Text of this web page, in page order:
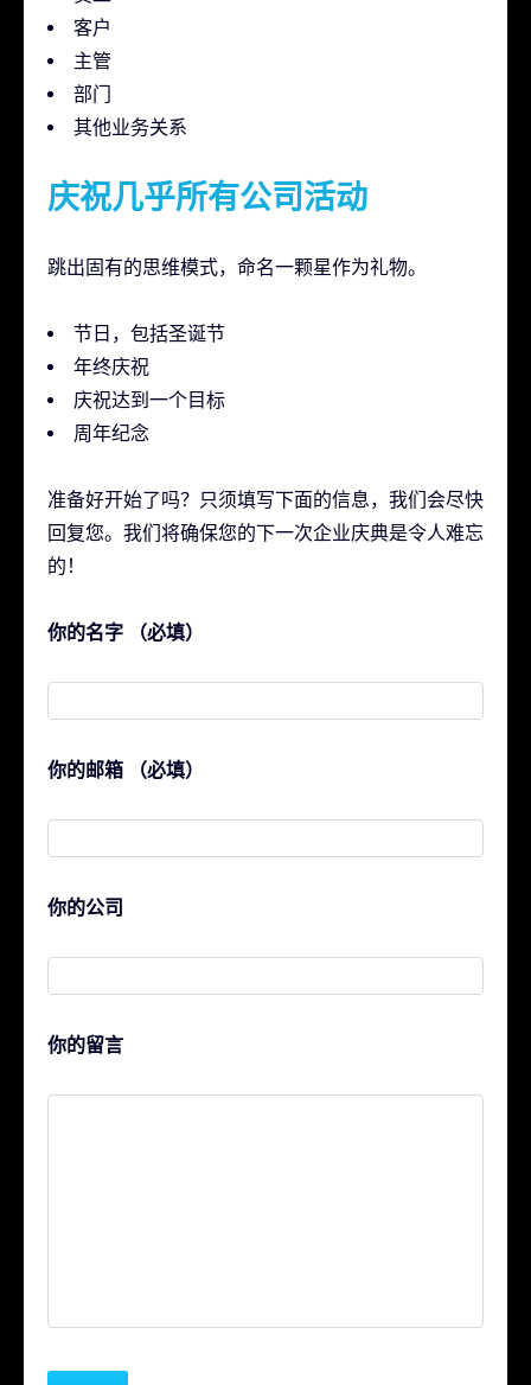
客户
主管
部门
其他业务关系
庆祝几乎所有公司活动
跳出固有的思维模式，命名一颗星作为礼物。
节日，包括圣诞节
年终庆祝
庆祝达到一个目标
周年纪念
准备好开始了吗？只须填写下面的信息，我们会尽快
回复您。我们将确保您的下一次企业庆典是令人难忘
的！
你的名字 （必填）
你的邮箱 （必填）
你的公司
你的留言